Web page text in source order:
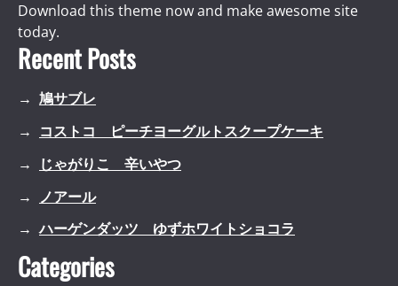
Download this theme now and make awesome site
today.
Recent Posts
鳩サブレ
コストコ ピーチヨーグルトスクープケーキ
じゃがりこ 辛いやつ
ノアール
ハーゲンダッツ ゆずホワイトショコラ
Categories